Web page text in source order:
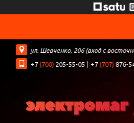
ул. Шевченко, 206 (вход с
+7 (700) 205-55-05 +7 (707) 876-